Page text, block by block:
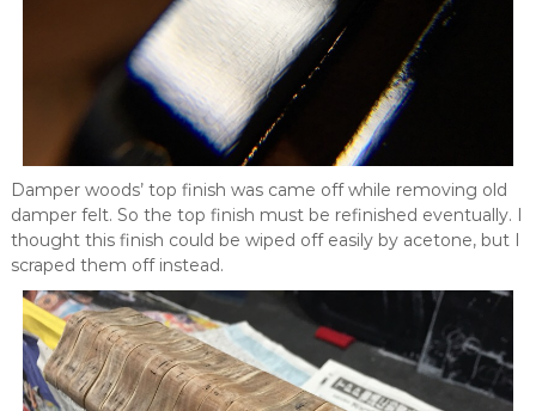
Damper woods’ top finish was came off while removing old
damper felt. So the top finish must be refinished eventually. I
thought this finish could be wiped off easily by acetone, but I
scraped them off instead.